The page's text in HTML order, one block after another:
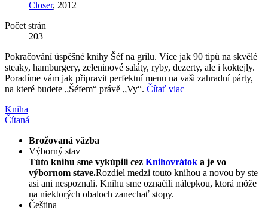
Closer, 2012
Počet strán
203
Pokračování úspěšné knihy Šéf na grilu. Více jak 90 tipů na skvělé
steaky, hamburgery, zeleninové saláty, ryby, dezerty, ale i koktejly.
Poradíme vám jak připravit perfektní menu na vaši zahradní párty,
na které budete „Šéfem“ právě „Vy“. Čítať viac
Kniha
Čítaná
Brožovaná väzba
Výborný stav
Túto knihu sme vykúpili cez Knihovrátok a je vo
výbornom stave.Rozdiel medzi touto knihou a novou by ste
asi ani nespoznali. Knihu sme označili nálepkou, ktorá môže
na niektorých obaloch zanechať stopy.
Čeština